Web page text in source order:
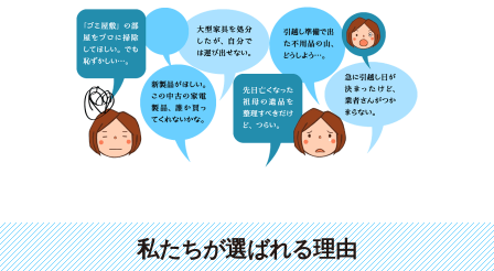
私たちが選ばれる理由